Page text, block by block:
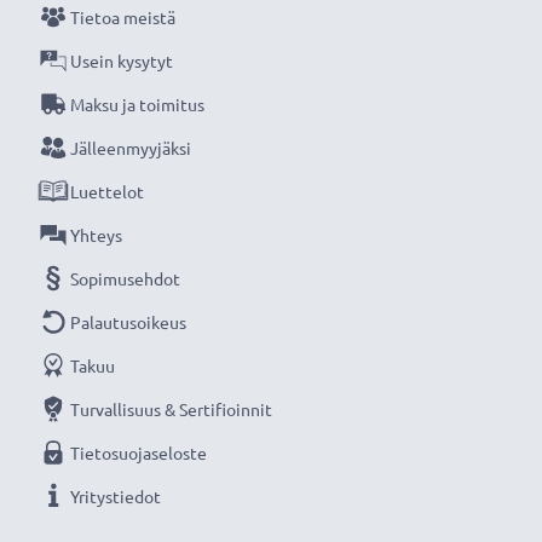
Tietoa meistä
Usein kysytyt
Maksu ja toimitus
Jälleenmyyjäksi
Luettelot
Yhteys
Sopimusehdot
Palautusoikeus
Takuu
Turvallisuus & Sertifioinnit
Tietosuojaseloste
Yritystiedot